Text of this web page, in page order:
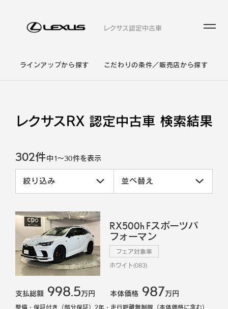
レクサス認定中古車
ラインアップから探す こだわりの条件／販売店から探す
レクサスRX 認定中古車 検索結果
302件中1～30件を表示
絞り込み 並べ替え
RX500h Fスポーツパ
フォーマン
フェア対象車
ホワイト(083)
支払総額 998.5万円 本体価格 987万円
整備・保証付き（部分保証）2年・走行距離無制限（本体価格に含む）